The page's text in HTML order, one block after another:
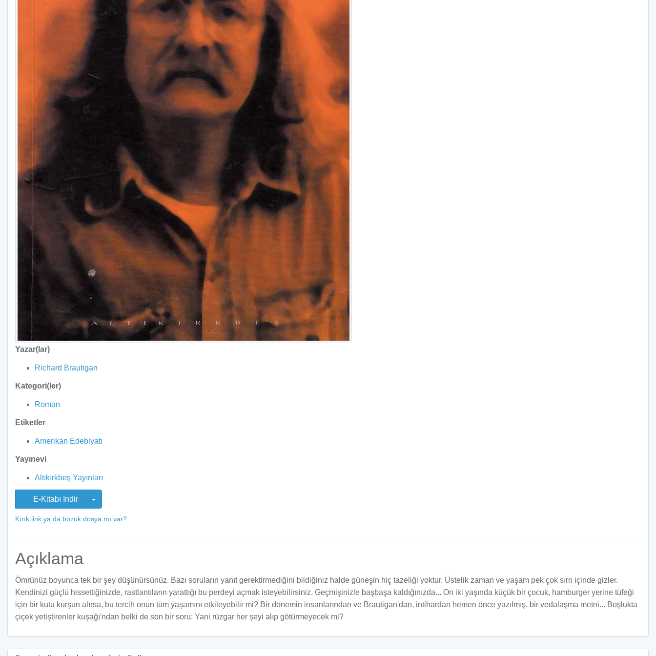
Yazar(lar)
Richard Brautigan
Kategori(ler)
Roman
Etiketler
Amerikan Edebiyatı
Yayınevi
Altıkırkbeş Yayınları
E-Kitabı İndir
Kırık link ya da bozuk dosya mı var?
Açıklama
Ömrünüz boyunca tek bir şey düşünürsünüz. Bazı soruların yanıt gerektirmediğini bildiğiniz halde güneşin hiç tazeliği yoktur. Üstelik zaman ve yaşam pek çok sırrı içinde gizler.
Kendinizi güçlü hissettiğinizde, rastlantıların yarattığı bu perdeyi açmak isteyebilirsiniz. Geçmişinizle başbaşa kaldığınızda... On iki yaşında küçük bir çocuk, hamburger yerine tüfeği
için bir kutu kurşun alırsa, bu tercih onun tüm yaşamını etkileyebilir mi? Bir dönemin insanlarından ve Brautigan'dan, intihardan hemen önce yazılmış, bir vedalaşma metni... Boşlukta
çiçek yetiştirenler kuşağı'ndan belki de son bir soru: Yani rüzgar her şeyi alıp götürmeyecek mi?